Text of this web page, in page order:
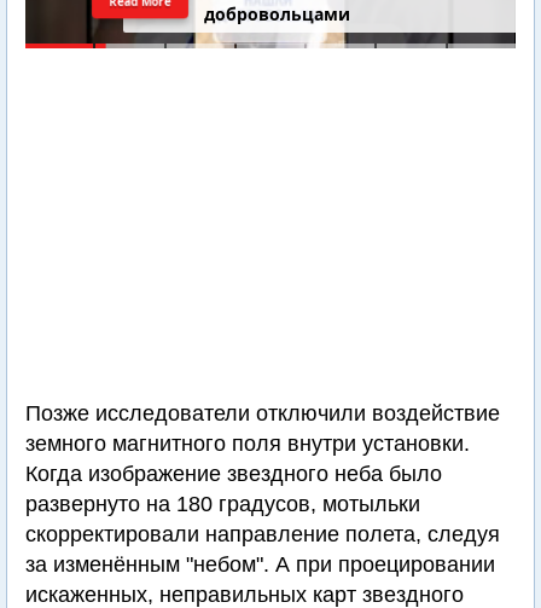
добровольцами
Позже исследователи отключили воздействие
земного магнитного поля внутри установки.
Когда изображение звездного неба было
развернуто на 180 градусов, мотыльки
скорректировали направление полета, следуя
за изменённым "небом". А при проецировании
искаженных, неправильных карт звездного